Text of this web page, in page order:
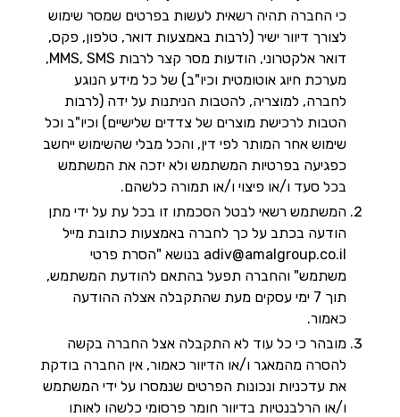
כי החברה תהיה רשאית לעשות בפרטים שמסר שימוש
לצורך דיוור ישיר (לרבות באמצעות דואר, טלפון, פקס,
דואר אלקטרוני, הודעות מסר קצר לרבות MMS, SMS,
מערכת חיוג אוטומטית וכיו"ב) של כל מידע הנוגע
לחברה, למוצריה, להטבות הניתנות על ידה (לרבות
הטבות לרכישת מוצרים של צדדים שלישיים) וכיו"ב וכל
שימוש אחר המותר לפי דין, והכל מבלי שהשימוש ייחשב
כפגיעה בפרטיות המשתמש ולא יזכה את המשתמש
בכל סעד ו/או פיצוי ו/או תמורה כלשהם.
המשתמש רשאי לבטל הסכמתו זו בכל עת על ידי מתן
הודעה בכתב על כך לחברה באמצעות כתובת מייל
adiv@amalgroup.co.il בנושא "הסרת פרטי
משתמש" והחברה תפעל בהתאם להודעת המשתמש,
תוך 7 ימי עסקים מעת שהתקבלה אצלה ההודעה
כאמור.
מובהר כי כל עוד לא התקבלה אצל החברה בקשה
להסרה מהמאגר ו/או הדיוור כאמור, אין החברה בודקת
את עדכניות ונכונות הפרטים שנמסרו על ידי המשתמש
ו/או הרלבנטיות בדיוור חומר פרסומי כלשהו לאותו